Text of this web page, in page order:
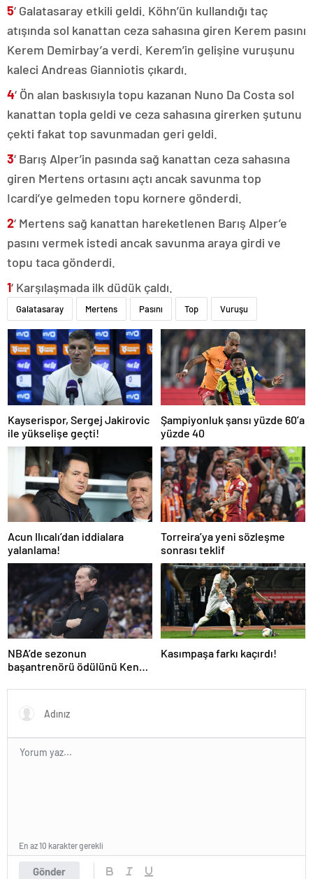
5‘ Galatasaray etkili geldi. Köhn’ün kullandığı taç
atışında sol kanattan ceza sahasına giren Kerem pasını
Kerem Demirbay’a verdi. Kerem’in gelişine vuruşunu
kaleci Andreas Gianniotis çıkardı.
4‘ Ön alan baskısıyla topu kazanan Nuno Da Costa sol
kanattan topla geldi ve ceza sahasına girerken şutunu
çekti fakat top savunmadan geri geldi.
3‘ Barış Alper’in pasında sağ kanattan ceza sahasına
giren Mertens ortasını açtı ancak savunma top
Icardi’ye gelmeden topu kornere gönderdi.
2‘ Mertens sağ kanattan hareketlenen Barış Alper’e
pasını vermek istedi ancak savunma araya girdi ve
topu taca gönderdi.
1‘ Karşılaşmada ilk düdük çaldı.
Galatasaray Mertens Pasını Top Vuruşu
Kayserispor, Sergej Jakirovic
ile yükselişe geçti!
Şampiyonluk şansı yüzde 60’a
yüzde 40
Acun Ilıcalı’dan iddialara
yalanlama!
Torreira’ya yeni sözleşme
sonrası teklif
NBA’de sezonun
başantrenörü ödülünü Kenny
Kasımpaşa farkı kaçırdı!
Gönder
En az 10 karakter gerekli